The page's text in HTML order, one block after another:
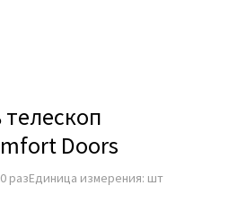
Doors
разЕдиница измерения: шт